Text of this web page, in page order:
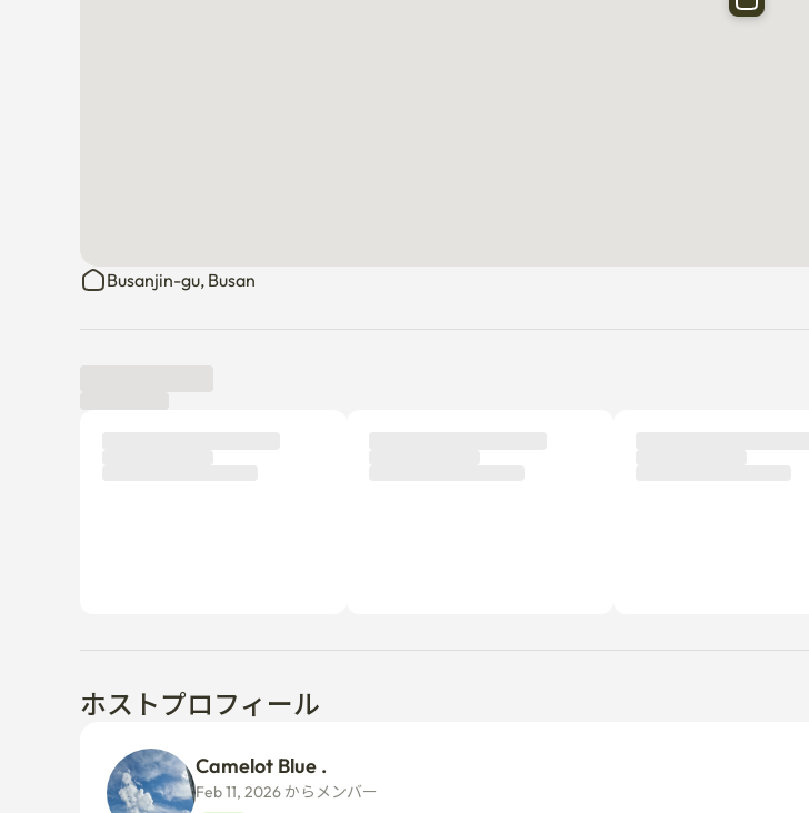
Busanjin-gu, Busan
ホストプロフィール
Camelot Blue .
Feb 11, 2026 からメンバー